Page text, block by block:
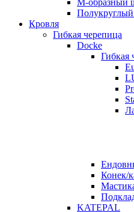
М-образный
Кровля
Гибкая черепица
Docke
Гибкая
Конек/
KATEPAL